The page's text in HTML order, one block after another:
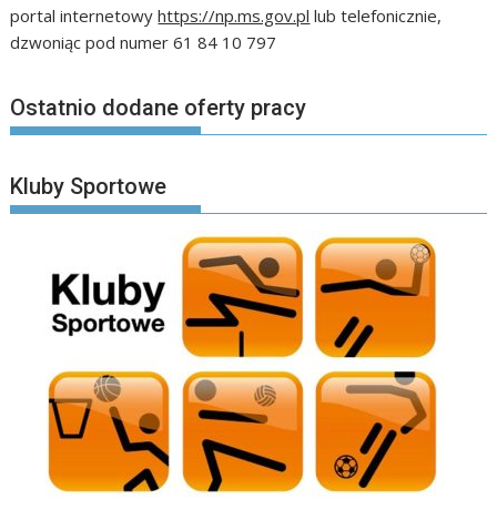
portal internetowyhttps://np.ms.gov.pl lub telefonicznie,
dzwoniąc pod numer 61 84 10 797
Ostatnio dodane oferty pracy
Kluby Sportowe